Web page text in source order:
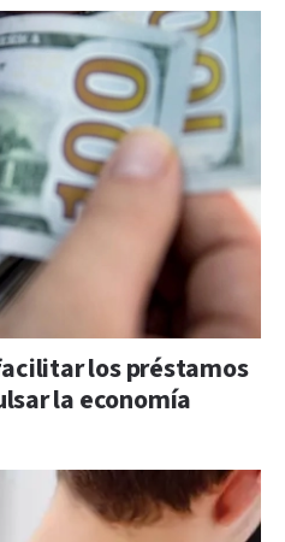
los préstamos
la economía